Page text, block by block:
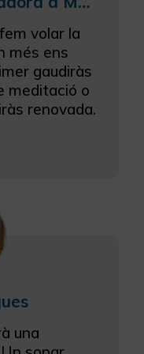
volar la
més ens
gaudiràs
meditació o
renovada.
una